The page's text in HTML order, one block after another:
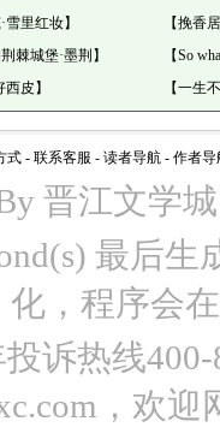
雪里红妆】 【挽香
棘城堡·墨荆 】 【So
西皮 】 【一生
式 - 联系客服 - 读者导航 - 作者导
晋江文学
最后
化，程序会
诉热线
，欢